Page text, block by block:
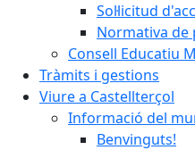
Sol·licitud
Normativa de
Consell Educatiu
Tràmits i gestions
Viure a Castellterçol
Informació del
Benvinguts!